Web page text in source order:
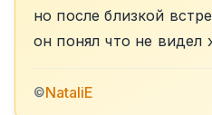
но после близкой
он понял что не видел
©NataliE